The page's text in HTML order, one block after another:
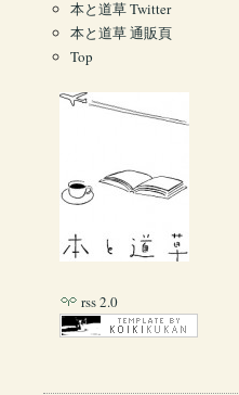
本と道草 Twitter
本と道草 通販頁
Top
rss 2.0